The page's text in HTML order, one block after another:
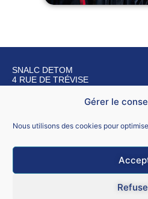
Gérer le
Nous utilisons des cookies pour
SNALC DETOM
4 RUE DE TRÉVISE